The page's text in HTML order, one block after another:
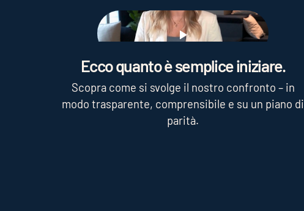
Play
Ecco quanto è semplice iniziare.
Scopra come si svolge il nostro confronto – in
modo trasparente, comprensibile e su un piano di
parità.